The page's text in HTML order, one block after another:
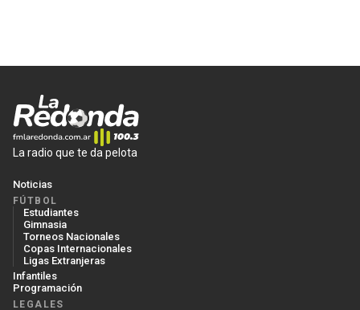
La radio que te da pelota
Noticias
FÚTBOL
Estudiantes
Gimnasia
Torneos Nacionales
Copas Internacionales
Ligas Extranjeras
Infantiles
Programación
LEGALES